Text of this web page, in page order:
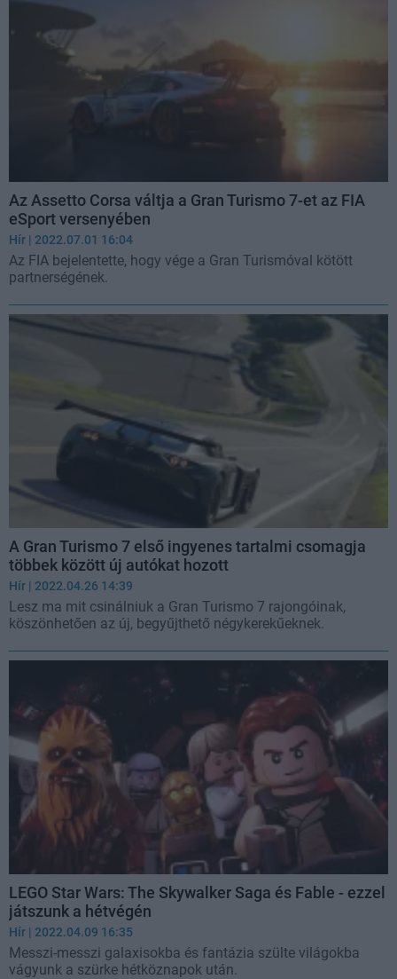
Az Assetto Corsa váltja a Gran Turismo 7-et az FIA
eSport versenyében
Hír | 2022.07.01 16:04
Az FIA bejelentette, hogy vége a Gran Turismóval kötött
partnerségének.
A Gran Turismo 7 első ingyenes tartalmi csomagja
többek között új autókat hozott
Hír | 2022.04.26 14:39
Lesz ma mit csinálniuk a Gran Turismo 7 rajongóinak,
köszönhetően az új, begyűjthető négykerekűeknek.
LEGO Star Wars: The Skywalker Saga és Fable - ezzel
játszunk a hétvégén
Hír | 2022.04.09 16:35
Messzi-messzi galaxisokba és fantázia szülte világokba
vágyunk a szürke hétköznapok után.